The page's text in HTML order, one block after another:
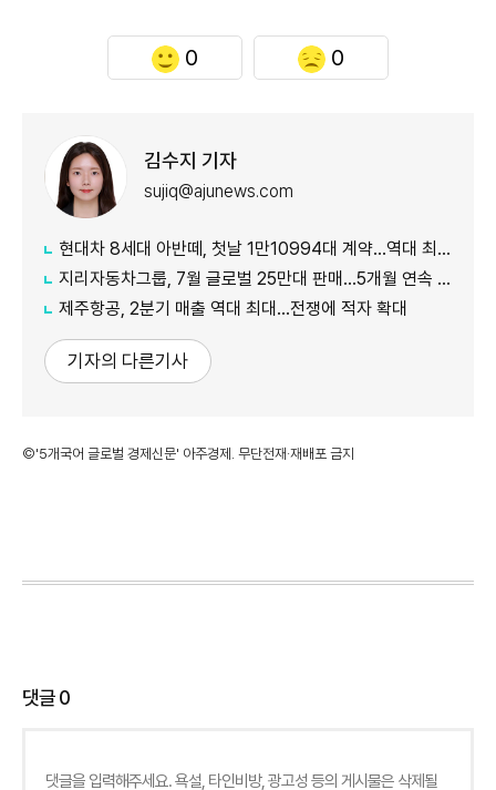
0 0
김수지 기자
sujiq@ajunews.com
현대차 8세대 아반떼, 첫날 1만10994대 계약…역대 최대
지리자동차그룹, 7월 글로벌 25만대 판매…5개월 연속 증가
제주항공, 2분기 매출 역대 최대…전쟁에 적자 확대
기자의 다른기사
©'5개국어 글로벌 경제신문' 아주경제. 무단전재·재배포 금지
댓글0